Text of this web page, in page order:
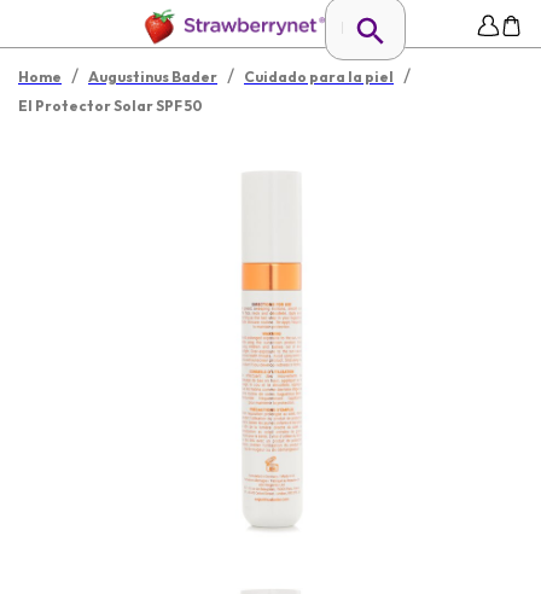
Home / Augustinus Bader / Cuidado para la piel /
El Protector Solar SPF 50